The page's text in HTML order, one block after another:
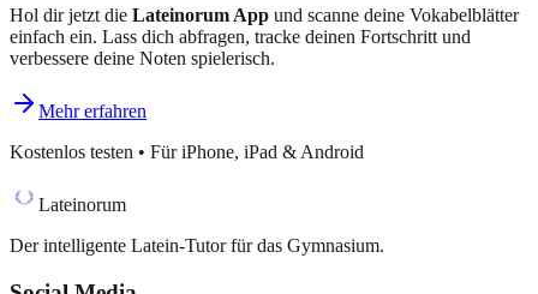
Hol dir jetzt die Lateinorum App und scanne deine Vokabelblätter
einfach ein. Lass dich abfragen, tracke deinen Fortschritt und
verbessere deine Noten spielerisch.
Mehr erfahren
Kostenlos testen • Für iPhone, iPad & Android
Lateinorum
Der intelligente Latein-Tutor für das Gymnasium.